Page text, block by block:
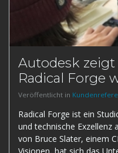
Autodesk zeigt
Radical Forge
Veröffentlicht in
Radical Forge ist ein
und technische Exzellenz
von Bruce Slater, einem